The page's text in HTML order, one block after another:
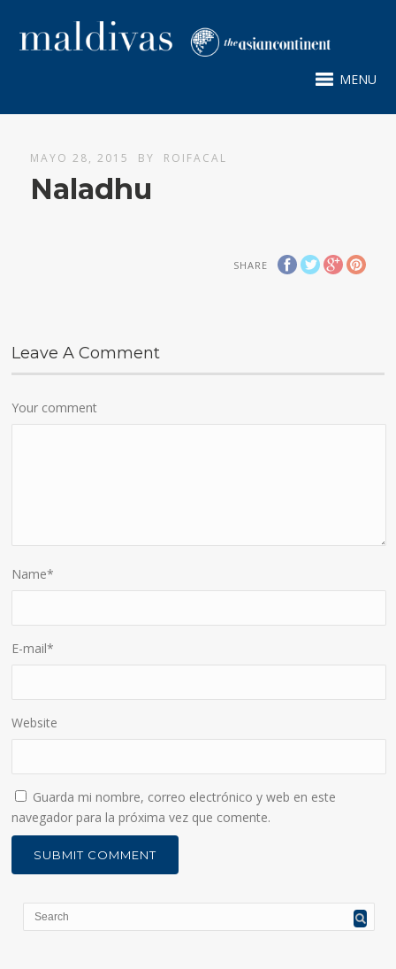
MENU
MAYO 28, 2015 BY ROIFACAL
Naladhu
SHARE
Leave A Comment
Your comment
Name*
E-mail*
Website
Guarda mi nombre, correo electrónico y web en este
navegador para la próxima vez que comente.